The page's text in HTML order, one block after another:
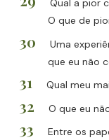
Qual a pior
O que de
Uma
que eu não
Qual meu
O que eu
Entre os